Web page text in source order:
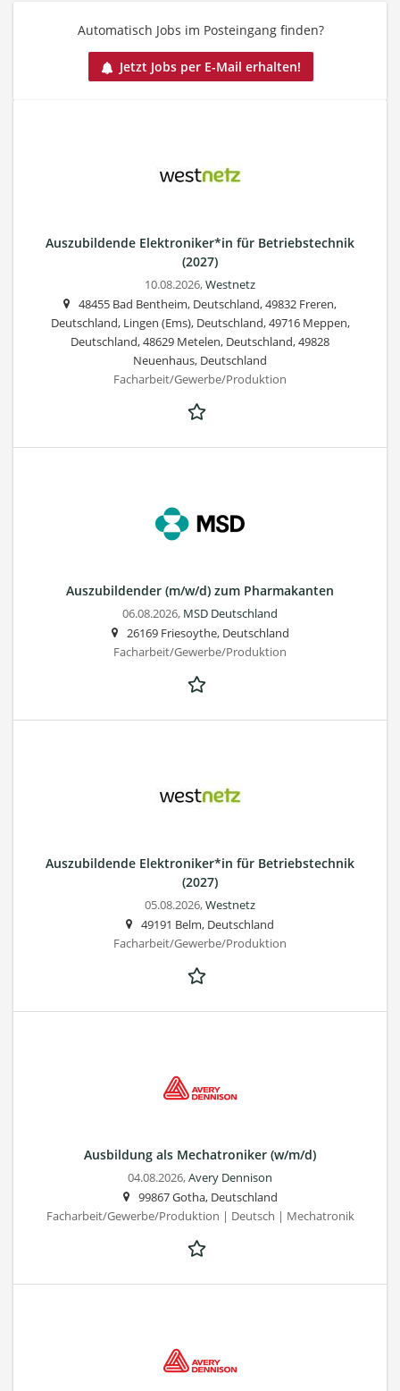
Automatisch Jobs im Posteingang finden?
Jetzt Jobs per E-Mail erhalten!
Auszubildende Elektroniker*in für Betriebstechnik
(2027)
10.08.2026,Westnetz
48455 Bad Bentheim, Deutschland, 49832 Freren,
Deutschland, Lingen (Ems), Deutschland, 49716 Meppen,
Deutschland, 48629 Metelen, Deutschland, 49828
Neuenhaus, Deutschland
Facharbeit/Gewerbe/Produktion
Auszubildender (m/w/d) zum Pharmakanten
06.08.2026, MSD Deutschland
26169 Friesoythe, Deutschland
Facharbeit/Gewerbe/Produktion
Auszubildende Elektroniker*in für Betriebstechnik
(2027)
05.08.2026,Westnetz
49191 Belm, Deutschland
Facharbeit/Gewerbe/Produktion
Ausbildung als Mechatroniker (w/m/d)
04.08.2026,Avery Dennison
99867 Gotha, Deutschland
Facharbeit/Gewerbe/Produktion | Deutsch | Mechatronik